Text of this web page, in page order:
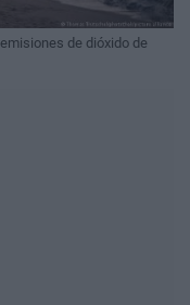
de dióxido de